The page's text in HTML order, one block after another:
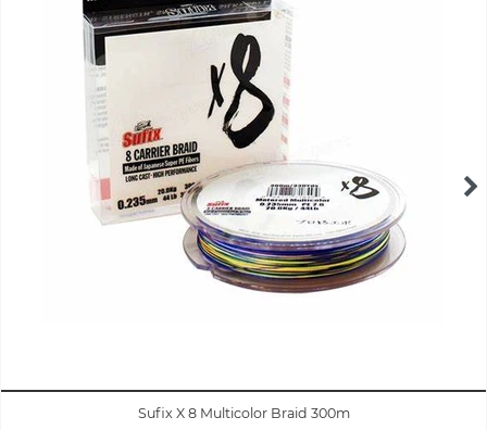
Sufix X 8 Multicolor Braid 300m